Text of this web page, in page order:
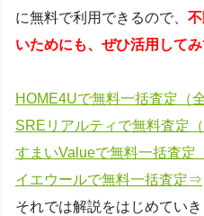
に無料で利用できるので、
いためにも、ぜひ活用してみ
HOME4Uで無料一括査定（
SREリアルティで無料査定
すまいValueで無料一括査
イエウールで無料一括査定⇒
それでは解説をはじめていき